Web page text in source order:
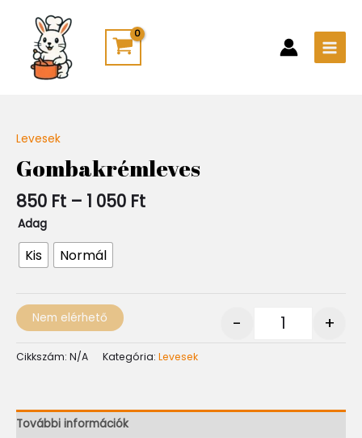
content
Levesek
Gombakrémleves
850 Ft – 1 050 Ft
850 Ft
-
1
050 Ft
Adag
Kis Normál
- +
Nem elérhető
Cikkszám: N/A Kategória: Levesek
További információk